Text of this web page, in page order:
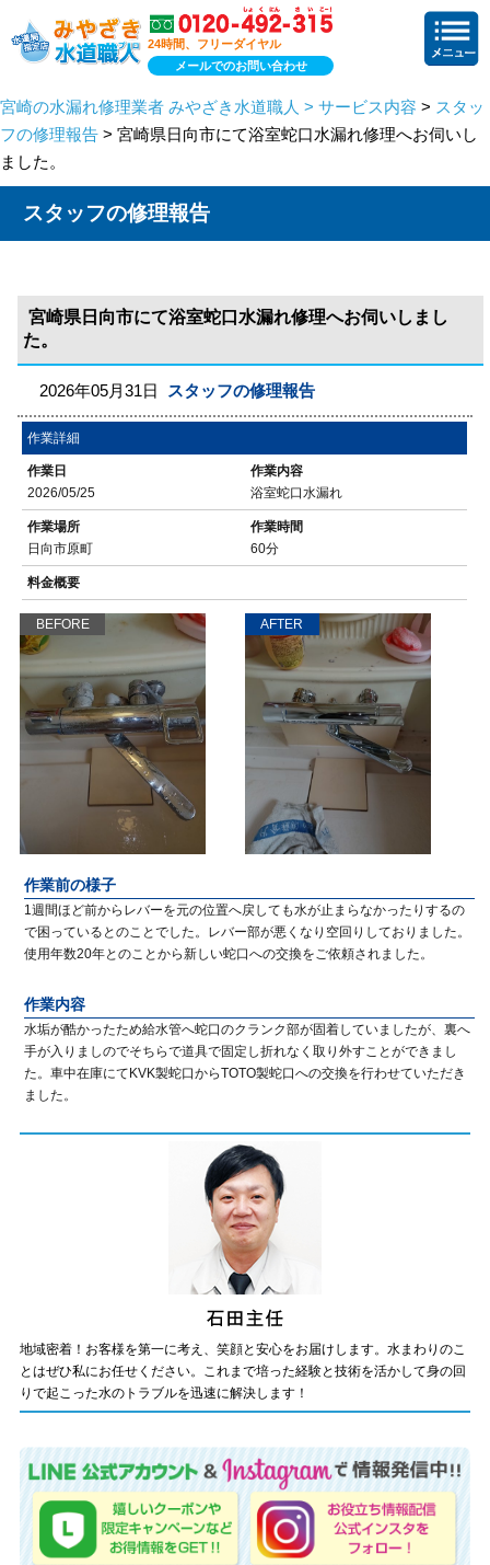
24時間、フリーダイヤル
メールでのお問い合わせ
宮崎の水漏れ修理業者 みやざき水道職人 > サービス内容 > スタッ
フの修理報告 > 宮崎県日向市にて浴室蛇口水漏れ修理へお伺いし
ました。
スタッフの修理報告
宮崎県日向市にて浴室蛇口水漏れ修理へお伺いしまし
た。
2026年05月31日 スタッフの修理報告
作業詳細
作業日
2026/05/25
作業内容
浴室蛇口水漏れ
作業場所
日向市原町
作業時間
60分
料金概要
BEFORE AFTER
作業前の様子
1週間ほど前からレバーを元の位置へ戻しても水が止まらなかったりするの
で困っているとのことでした。レバー部が悪くなり空回りしておりました。
使用年数20年とのことから新しい蛇口への交換をご依頼されました。
作業内容
水垢が酷かったため給水管へ蛇口のクランク部が固着していましたが、裏へ
手が入りましのでそちらで道具で固定し折れなく取り外すことができまし
た。車中在庫にてKVK製蛇口からTOTO製蛇口への交換を行わせていただき
ました。
地域密着！お客様を第一に考え、笑顔と安心をお届けします。水まわりのこ
とはぜひ私にお任せください。これまで培った経験と技術を活かして身の回
りで起こった水のトラブルを迅速に解決します！